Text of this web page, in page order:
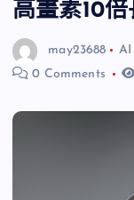
高畫素10
may23688 AI
0 Comments